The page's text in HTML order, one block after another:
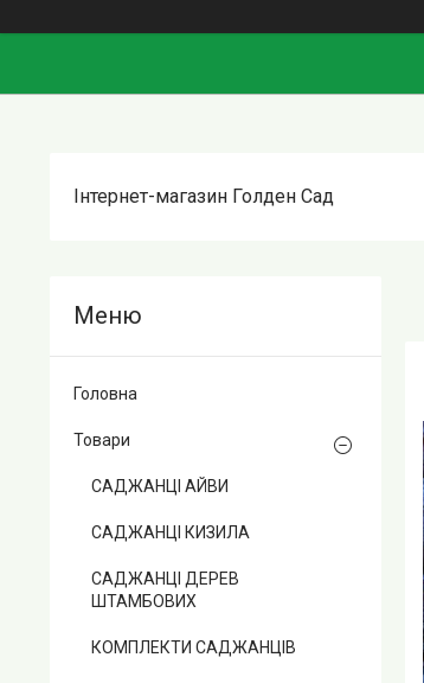
Інтернет-магазин Голден Сад
Головна
Товари
САДЖАНЦІ АЙВИ
САДЖАНЦІ КИЗИЛА
САДЖАНЦІ ДЕРЕВ
ШТАМБОВИХ
КОМПЛЕКТИ САДЖАНЦІВ